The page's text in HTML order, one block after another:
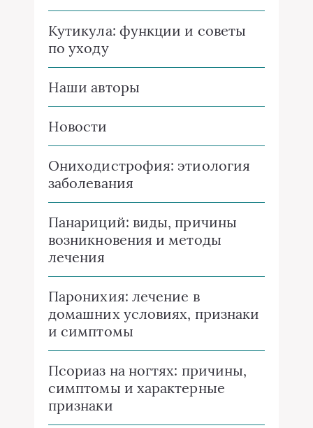
Кутикула: функции и советы
по уходу
Наши авторы
Новости
Ониходистрофия: этиология
заболевания
Панариций: виды, причины
возникновения и методы
лечения
Паронихия: лечение в
домашних условиях, признаки
и симптомы
Псориаз на ногтях: причины,
симптомы и характерные
признаки